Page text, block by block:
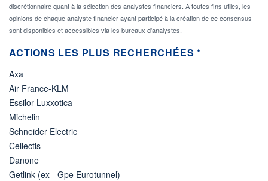
discrétionnaire quant à la sélection des analystes financiers. A toutes fins utiles, les
opinions de chaque analyste financier ayant participé à la création de ce consensus
sont disponibles et accessibles via les bureaux d'analystes.
ACTIONS LES PLUS RECHERCHÉES *
Axa
Air France-KLM
Essilor Luxxotica
Michelin
Schneider Electric
Cellectis
Danone
Getlink (ex - Gpe Eurotunnel)